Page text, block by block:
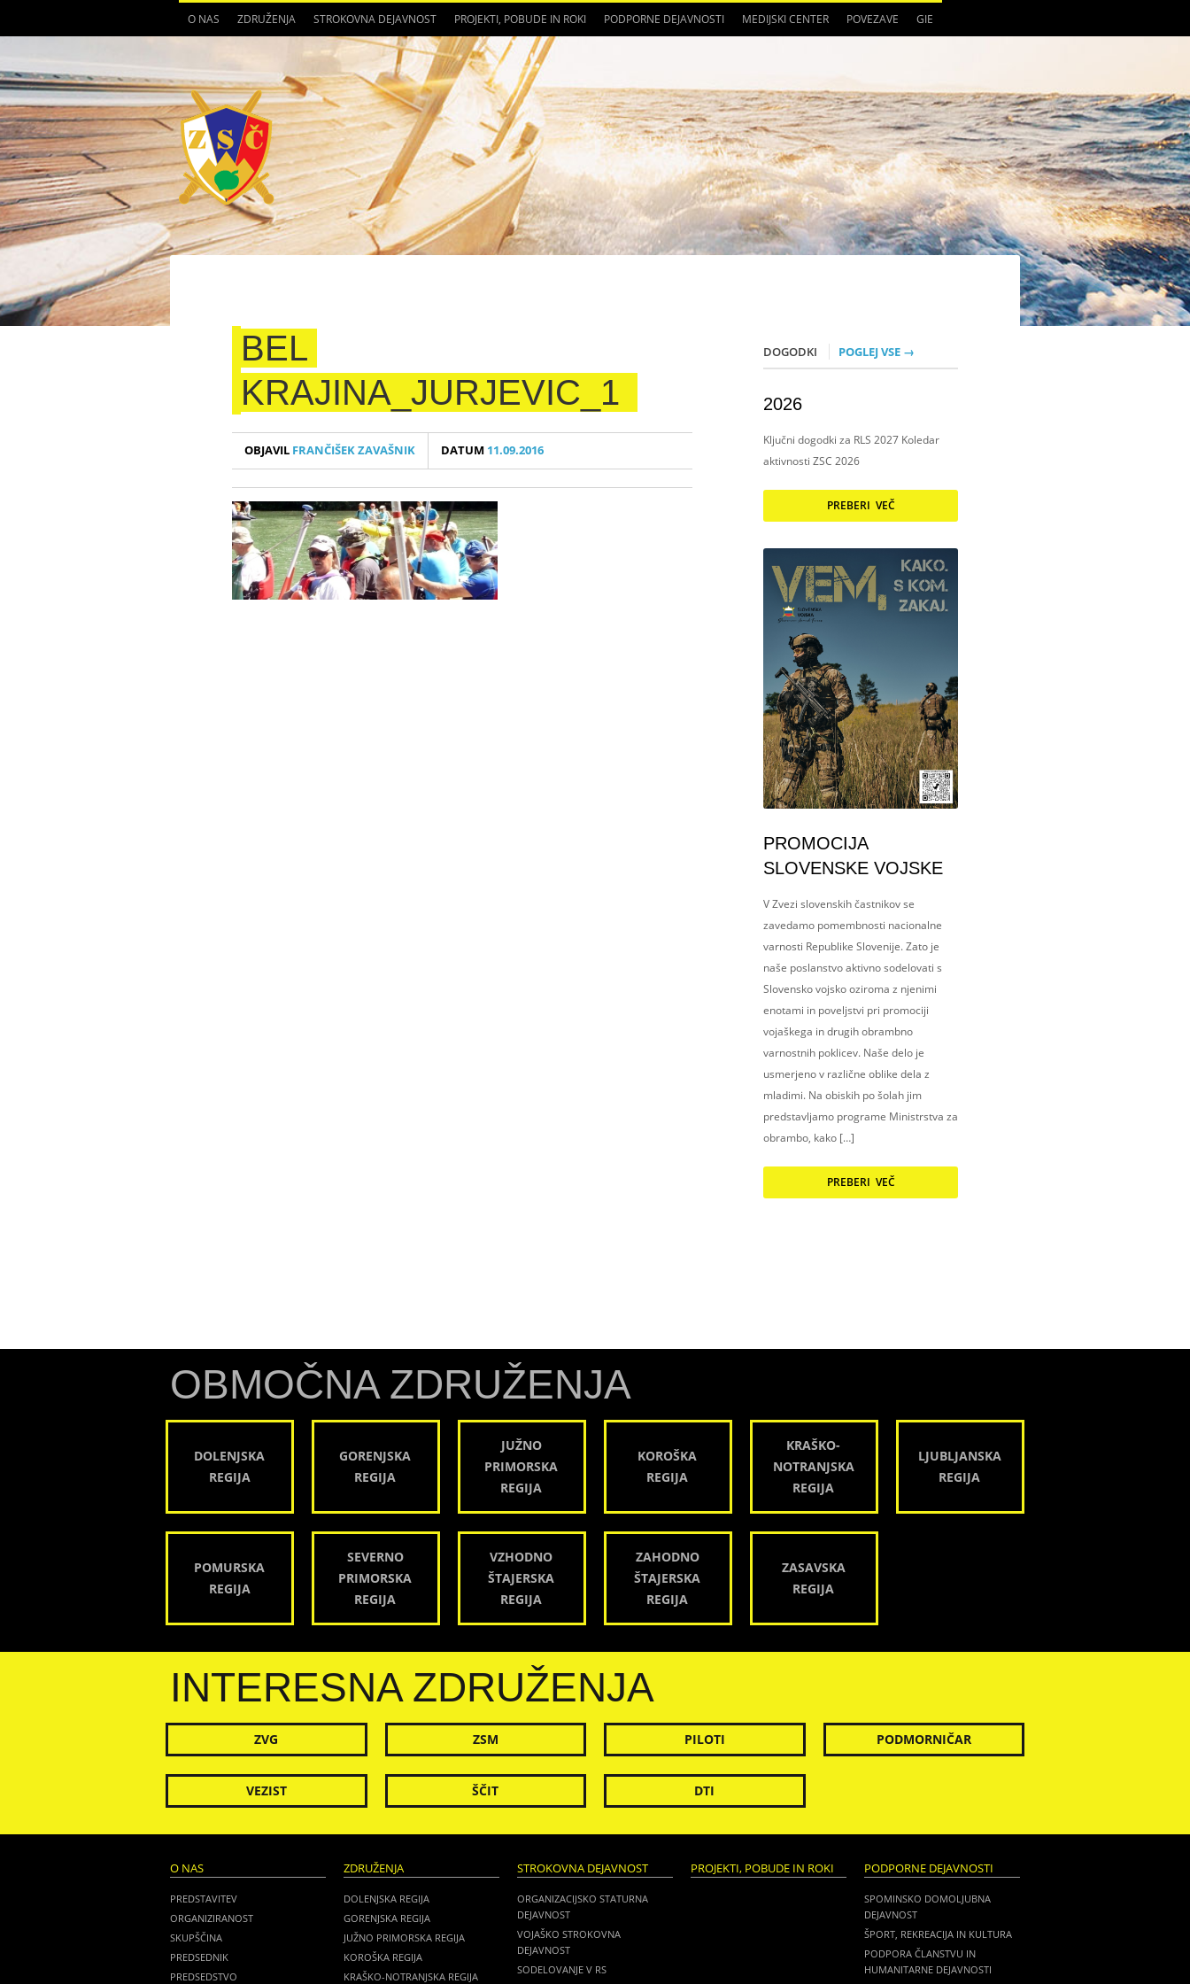
O NAS ZDRUŽENJA STROKOVNA DEJAVNOST PROJEKTI, POBUDE IN ROKI PODPORNE DEJAVNOSTI MEDIJSKI CENTER POVEZAVE GIE
BEL
KRAJINA_JURJEVIC_1
OBJAVIL FRANČIŠEK ZAVAŠNIK DATUM 11.09.2016
DOGODKI POGLEJ VSE →
2026
Ključni dogodki za RLS 2027 Koledar
aktivnosti ZSC 2026
PREBERI VEČ
PROMOCIJA
SLOVENSKE VOJSKE
V Zvezi slovenskih častnikov se
zavedamo pomembnosti nacionalne
varnosti Republike Slovenije. Zato je
naše poslanstvo aktivno sodelovati s
Slovensko vojsko oziroma z njenimi
enotami in poveljstvi pri promociji
vojaškega in drugih obrambno
varnostnih poklicev. Naše delo je
usmerjeno v različne oblike dela z
mladimi. Na obiskih po šolah jim
predstavljamo programe Ministrstva za
obrambo, kako […]
PREBERI VEČ
OBMOČNA ZDRUŽENJA
DOLENJSKA
REGIJA
GORENJSKA
REGIJA
JUŽNO
PRIMORSKA
REGIJA
KOROŠKA
REGIJA
KRAŠKO-
NOTRANJSKA
REGIJA
LJUBLJANSKA
REGIJA
POMURSKA
REGIJA
SEVERNO
PRIMORSKA
REGIJA
VZHODNO
ŠTAJERSKA
REGIJA
ZAHODNO
ŠTAJERSKA
REGIJA
ZASAVSKA
REGIJA
INTERESNA ZDRUŽENJA
ZVG ZSM PILOTI PODMORNIČAR
VEZIST ŠČIT DTI
O NAS
PREDSTAVITEV
ORGANIZIRANOST
SKUPŠČINA
PREDSEDNIK
PREDSEDSTVO
ZDRUŽENJA
DOLENJSKA REGIJA
GORENJSKA REGIJA
JUŽNO PRIMORSKA REGIJA
KOROŠKA REGIJA
KRAŠKO-NOTRANJSKA REGIJA
STROKOVNA DEJAVNOST
ORGANIZACIJSKO STATURNA
DEJAVNOST
VOJAŠKO STROKOVNA
DEJAVNOST
SODELOVANJE V RS
PROJEKTI, POBUDE IN ROKI PODPORNE DEJAVNOSTI
SPOMINSKO DOMOLJUBNA
DEJAVNOST
ŠPORT, REKREACIJA IN KULTURA
PODPORA ČLANSTVU IN
HUMANITARNE DEJAVNOSTI